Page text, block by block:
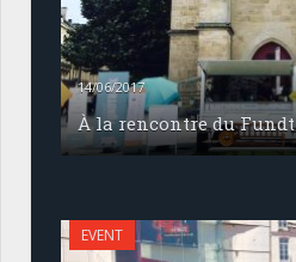
14/06/2017
À la rencontre du
EVENT